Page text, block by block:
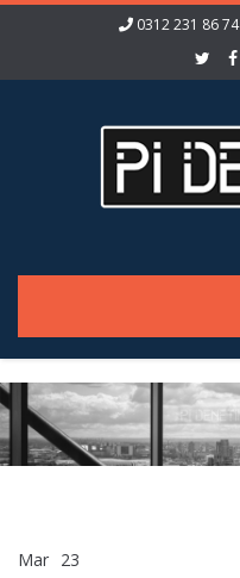
0312 231 86 74
Mar 23